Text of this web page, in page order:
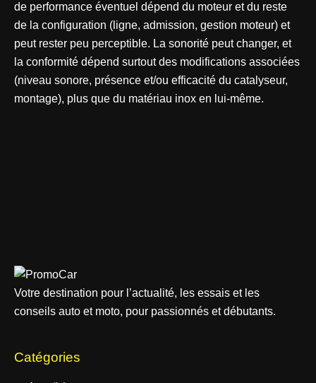
de performance éventuel dépend du moteur et du reste
de la configuration (ligne, admission, gestion moteur) et
peut rester peu perceptible. La sonorité peut changer, et
la conformité dépend surtout des modifications associées
(niveau sonore, présence et/ou efficacité du catalyseur,
montage), plus que du matériau inox en lui-même.
Votre destination pour l’actualité, les essais et les
conseils auto et moto, pour passionnés et débutants.
Catégories